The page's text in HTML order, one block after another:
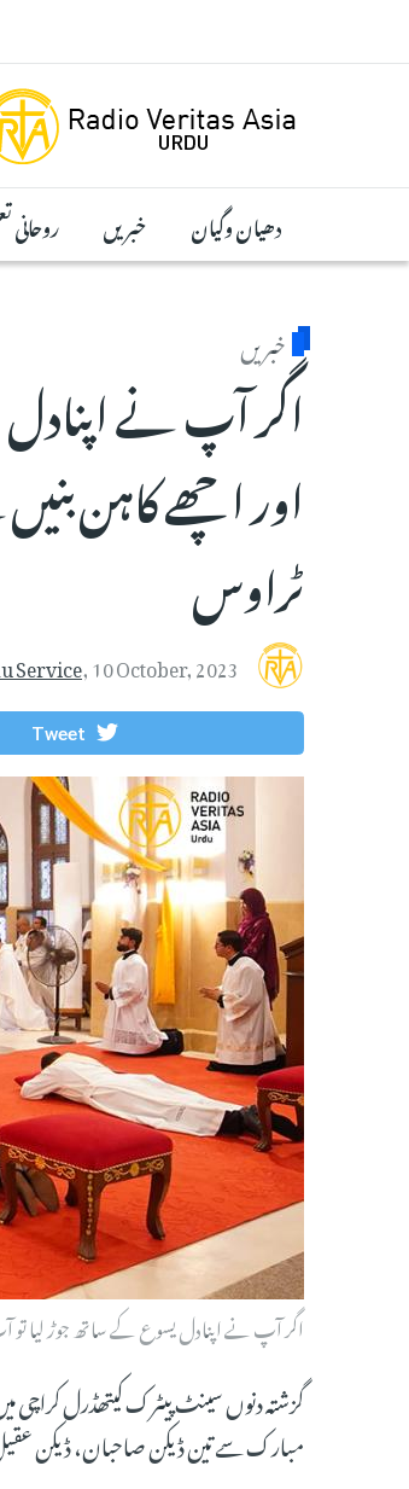
دھیان وگیان خبریں روحانی
خبریں
اگر آپ نے
اور اچھے کاہن
ٹراوس
Service,10 October, 2023
Tweet
اگر آپ نے اپنادل یسوع کے ساتھ جوڑ لیا
گزشتہ دنوں سینٹ پیٹرک کیتھڈرل
مبارک سے تین ڈیکن صاحبان، ڈیکن